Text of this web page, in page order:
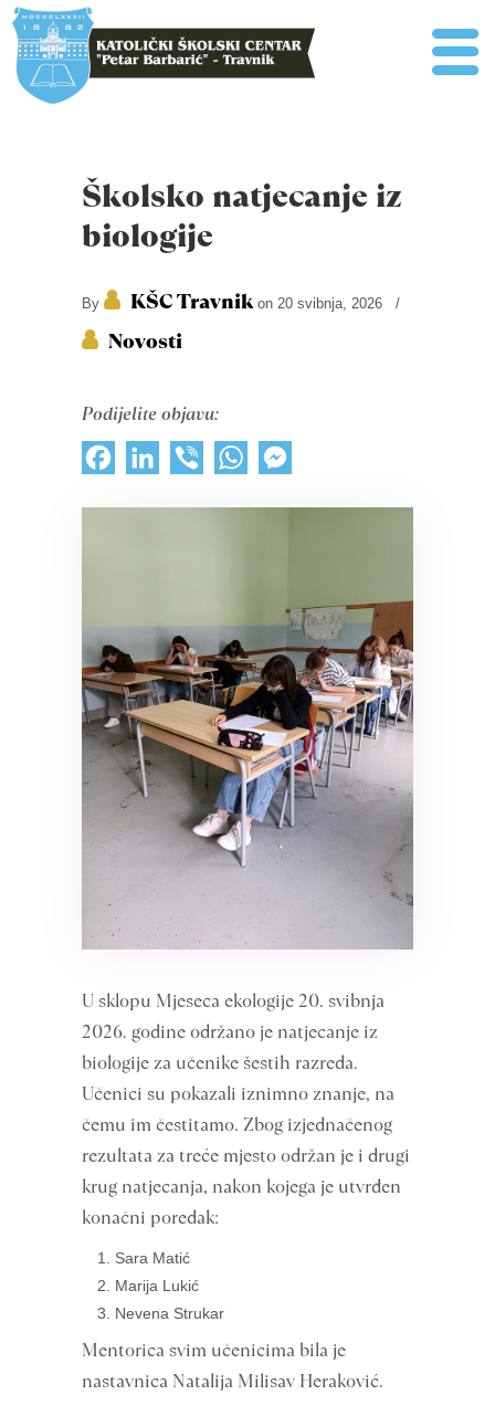
Školsko natjecanje iz
biologije
By KŠC Travnikon 20 svibnja, 2026 /
Novosti
Podijelite objavu:
FacebookLinkedInViber WhatsApp
U sklopu Mjeseca ekologije 20. svibnja
2026. godine održano je natjecanje iz
biologije za učenike šestih razreda.
Učenici su pokazali iznimno znanje, na
čemu im čestitamo. Zbog izjednačenog
rezultata za treće mjesto održan je i drugi
krug natjecanja, nakon kojega je utvrđen
konačni poredak:
Sara Matić
Marija Lukić
Nevena Strukar
Mentorica svim učenicima bila je
nastavnica Natalija Milisav Heraković.